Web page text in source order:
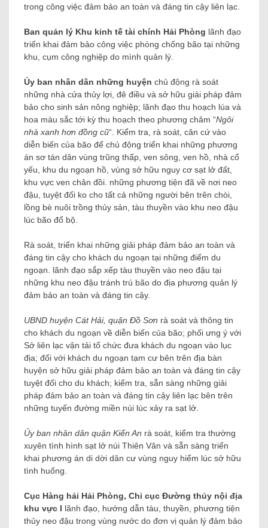
trong công việc đảm bảo an toàn và đáng tin cậy liên lạc.
Ban quản lý Khu kinh tế tài chính Hải Phòng lãnh đạo
triển khai đảm bảo công việc phòng chống bão tại những
khu, cụm công nghiệp do mình quản lý.
Ủy ban nhân dân những huyện chủ động rà soát
những nhà cửa thủy lợi, đê điều và sở hữu giải pháp đảm
bảo cho sinh sản nông nghiệp; lãnh đạo thu hoạch lúa và
hoa màu sắc tới kỳ thu hoạch theo phương châm “Ngôi
nhà xanh hơn đồng cũ“. Kiểm tra, rà soát, căn cứ vào
diễn biến của bão để chủ động triển khai những phương
án sơ tán dân vùng trũng thấp, ven sông, ven hồ, nhà cổ
yếu, khu du ngoạn hồ, vùng sở hữu nguy cơ sạt lở đất,
khu vực ven chân đồi. những phương tiện đã về nơi neo
đậu, tuyệt đối ko cho tất cả những người bên trên chòi,
lồng bè nuôi trồng thủy sản, tàu thuyền vào khu neo đậu
lúc bão đổ bộ.
Rà soát, triển khai những giải pháp đảm bảo an toàn và
đáng tin cậy cho khách du ngoạn tại những điểm du
ngoạn. lãnh đạo sắp xếp tàu thuyền vào neo đậu tại
những khu neo đậu tránh trú bão do địa phương quản lý
đảm bảo an toàn và đáng tin cậy.
UBND huyện Cát Hải, quận Đồ Sơn rà soát và thông tin
cho khách du ngoạn về diễn biến của bão; phối ưng ý với
Sở liên lạc vận tải tổ chức đưa khách du ngoạn vào lục
địa; đối với khách du ngoạn tạm cư bên trên địa bàn
huyện sở hữu giải pháp đảm bảo an toàn và đáng tin cậy
tuyệt đối cho du khách; kiểm tra, sẵn sàng những giải
pháp đảm bảo an toàn và đáng tin cậy liên lạc bên trên
những tuyến đường miền núi lúc xảy ra sạt lở.
Ủy ban nhân dân quận Kiến An rà soát, kiểm tra thường
xuyên tình hình sạt lở núi Thiên Vân và sẵn sàng triển
khai phương án di dời dân cư vùng nguy hiểm lúc sở hữu
tình huống.
Cục Hàng hải Hải Phòng, Chi cục Đường thủy nội địa
khu vực I lãnh đạo, hướng dẫn tàu, thuyền, phương tiện
thủy neo đậu trong vùng nước do đơn vị quản lý đảm bảo